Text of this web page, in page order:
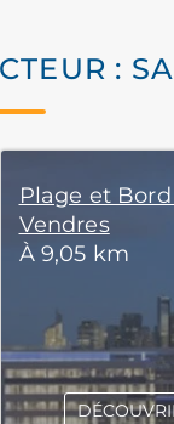
:
Plage et
Vendres
À 9,05 km